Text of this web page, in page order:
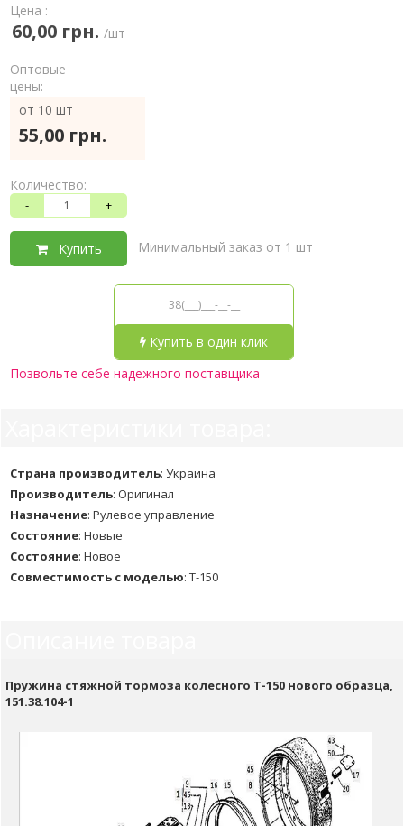
Цена :
60,00 грн. /шт
Оптовые
цены:
от 10 шт
55,00 грн.
Количество:
- +
Купить Минимальный заказ от 1 шт
Купить в один клик
Позвольте себе надежного поставщика
Страна производитель: Украина
Производитель: Оригинал
Назначение: Рулевое управление
Состояние: Новые
Состояние: Новое
Совместимость с моделью: Т-150
Пружина стяжной тормоза колесного Т-150 нового образца,
151.38.104-1